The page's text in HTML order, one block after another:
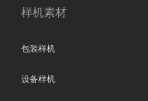
样机素材
包装样机
设备样机